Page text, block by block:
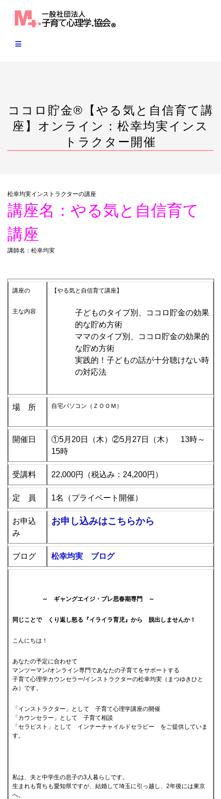
ココロ貯金®︎【やる気と自信育て講
座】オンライン：松幸均実インス
トラクター開催
松幸均実インストラクターの講座
講座名：やる気と自信育て
講座
講師名：松幸均実
講座の
主な内容
【やる気と自信育て講座】
子どものタイプ別、ココロ貯金の効果
的な貯め方術
ママのタイプ別、ココロ貯金の効果的
な貯め方術
実践的！子どもの話が十分聴けない時
の対応法
場 所 自宅パソコン（ＺＯＯＭ）
開催日
①5月20日（木）②5月27日（木） 13時～
15時
受講料 22,000円（税込み：24,200円）
定 員 1名（プライベート開催）
お申込
み
お申し込みはこちらから
ブログ 松幸均実 ブログ
～ ギャングエイジ・プレ思春期専門 ～
同じことで くり返し怒る『イライラ育児』から 脱出しませんか！
こんにちは！
あなたの予定に合わせて
マンツーマン/オンライン専門であなたの子育てをサポートする
子育て心理学カウンセラー/インストラクターの松幸均実（まつゆきひと
み）です。
「インストラクター」として 子育て心理学講座の開催
「カウンセラー」として 子育て相談
「セラピスト」として インナーチャイルドセラピー をご提供していま
す。
私は、夫と中学生の息子の3人暮らしです。
生まれも育ちも愛知県ですが、結婚して埼玉に引っ越し、2年後には東京
へ。